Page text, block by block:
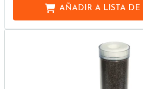
AÑADIR ALISTA DE